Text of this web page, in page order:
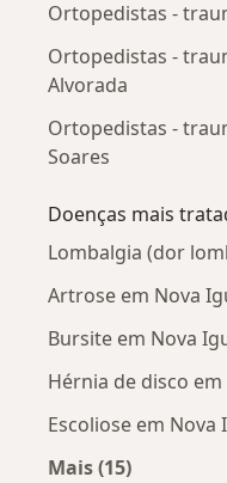
Ortopedistas -
Ortopedistas -
Alvorada
Ortopedistas -
Soares
Doenças mais
Lombalgia (dor
Artrose em Nova
Bursite em Nova
Hérnia de disco
Escoliose em Nova
Mais (15)